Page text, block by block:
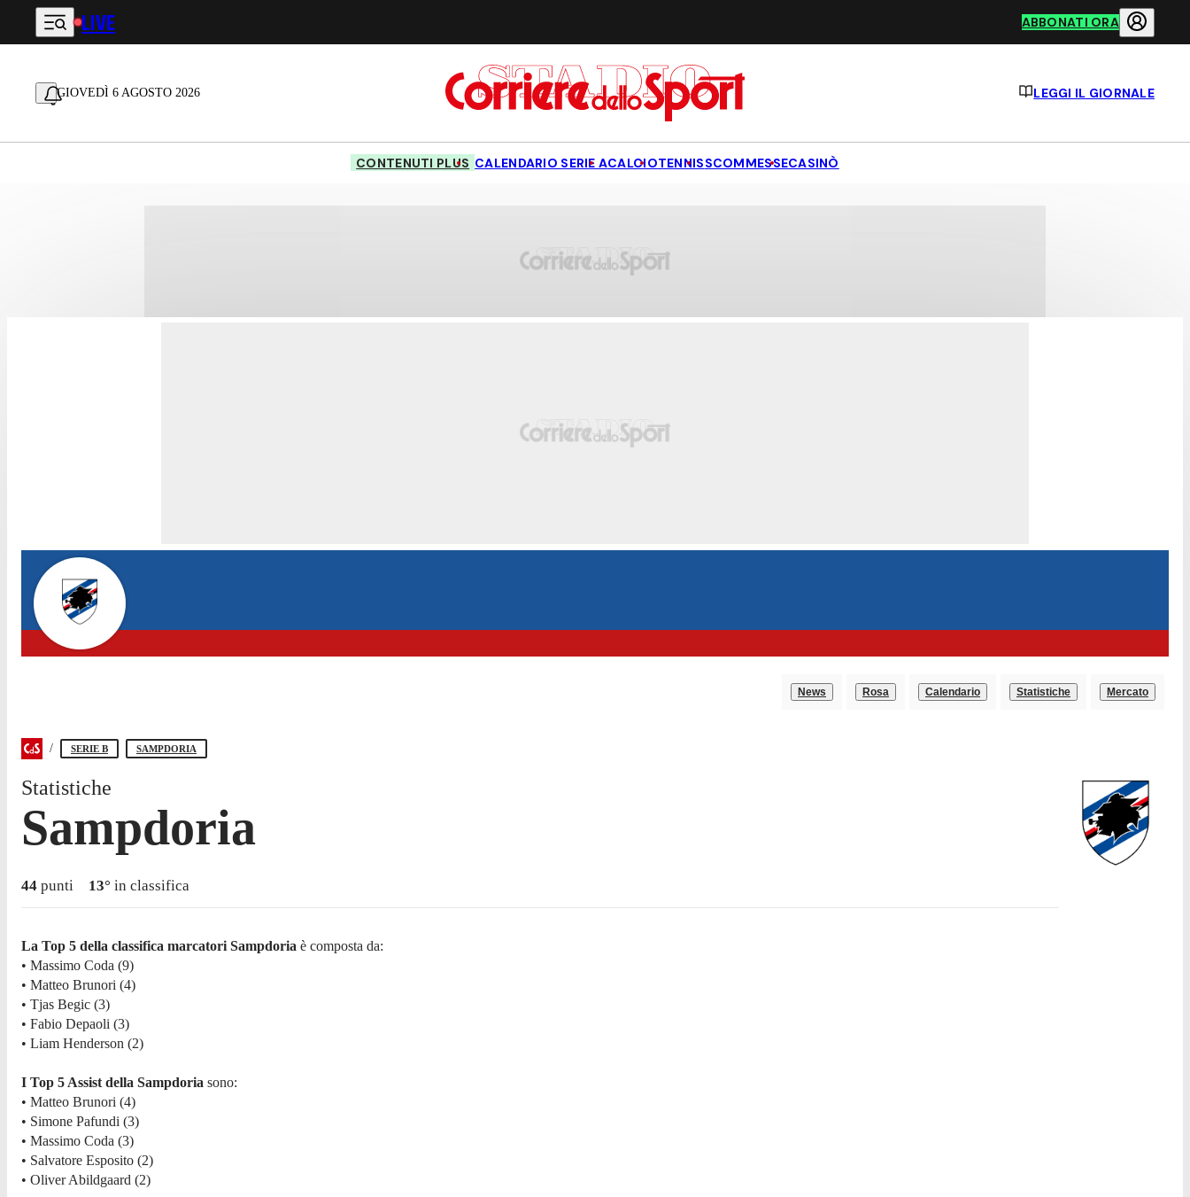
Vai al contenuto principale
LIVE ABBONATI ORA
GIOVEDÌ 6 AGOSTO 2026 LEGGI IL GIORNALE
CONTENUTI PLUS CALENDARIO SERIE ACALCIOTENNISSCOMMESSECASINÒ
News Rosa Calendario Statistiche Mercato
SERIE B SAMPDORIA
Statistiche
Sampdoria
44 punti 13° in classifica
La Top 5 della classifica marcatori Sampdoria è composta da:
• Massimo Coda (9)
• Matteo Brunori (4)
• Tjas Begic (3)
• Fabio Depaoli (3)
• Liam Henderson (2)
I Top 5 Assist della Sampdoria sono:
• Matteo Brunori (4)
• Simone Pafundi (3)
• Massimo Coda (3)
• Salvatore Esposito (2)
• Oliver Abildgaard (2)